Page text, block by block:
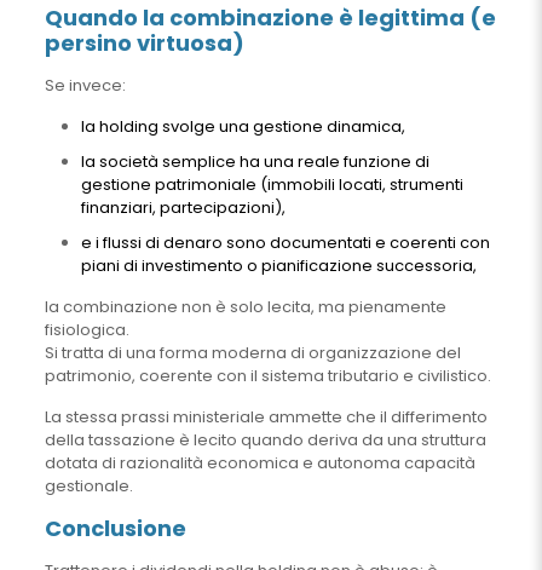
Quando la combinazione è legittima (e
persino virtuosa)
Se invece:
la holding svolge una gestione dinamica,
la società semplice ha una reale funzione di
gestione patrimoniale (immobili locati, strumenti
finanziari, partecipazioni),
e i flussi di denaro sono documentati e coerenti con
piani di investimento o pianificazione successoria,
la combinazione non è solo lecita, ma pienamente
fisiologica.
Si tratta di una forma moderna di organizzazione del
patrimonio, coerente con il sistema tributario e civilistico.
La stessa prassi ministeriale ammette che il differimento
della tassazione è lecito quando deriva da una struttura
dotata di razionalità economica e autonoma capacità
gestionale.
Conclusione